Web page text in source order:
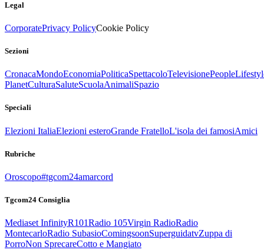
Legal
CorporatePrivacy PolicyCookie Policy
Sezioni
CronacaMondoEconomiaPoliticaSpettacoloTelevisionePeople
PlanetCulturaSaluteScuolaAnimaliSpazio
Speciali
Elezioni ItaliaElezioni esteroGrande FratelloL'isola dei famosiAmici
Rubriche
Oroscopo#tgcom24amarcord
Tgcom24 Consiglia
Mediaset InfinityR101Radio 105Virgin RadioRadio
MontecarloRadio SubasioComingsoonSuperguidatvZuppa di
PorroNon SprecareCotto e Mangiato